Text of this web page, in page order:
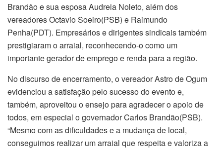
Brandão e sua esposa Audreia Noleto, além dos
vereadores Octavio Soeiro(PSB) e Raimundo
Penha(PDT). Empresários e dirigentes sindicais também
prestigiaram o arraial, reconhecendo-o como um
importante gerador de emprego e renda para a região.
No discurso de encerramento, o vereador Astro de Ogum
evidenciou a satisfação pelo sucesso do evento e,
também, aproveitou o ensejo para agradecer o apoio de
todos, em especial o governador Carlos Brandão(PSB).
“Mesmo com as dificuldades e a mudança de local,
conseguimos realizar um arraial que respeita e valoriza a